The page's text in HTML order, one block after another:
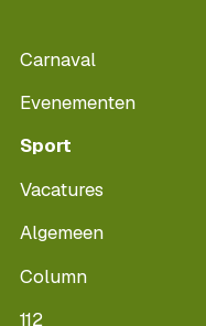
Carnaval
Evenementen
Sport
Vacatures
Algemeen
Column
112